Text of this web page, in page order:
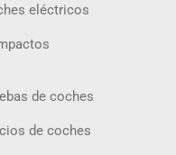
eléctricos
de coches
de coches